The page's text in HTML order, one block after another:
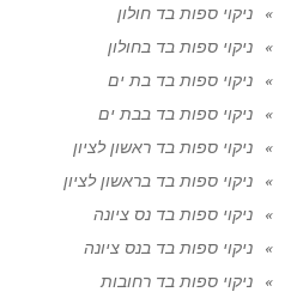
ניקוי ספות בד חולון
ניקוי ספות בד בחולון
ניקוי ספות בד בת ים
ניקוי ספות בד בבת ים
ניקוי ספות בד ראשון לציון
ניקוי ספות בד בראשון לציון
ניקוי ספות בד נס ציונה
ניקוי ספות בד בנס ציונה
ניקוי ספות בד רחובות